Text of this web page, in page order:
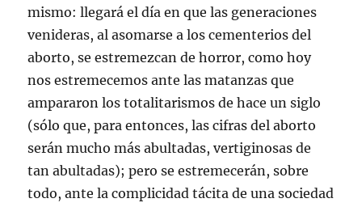
mismo: llegará el día en que las generaciones
venideras, al asomarse a los cementerios del
aborto, se estremezcan de horror, como hoy
nos estremecemos ante las matanzas que
ampararon los totalitarismos de hace un siglo
(sólo que, para entonces, las cifras del aborto
serán mucho más abultadas, vertiginosas de
tan abultadas); pero se estremecerán, sobre
todo, ante la complicidad tácita de una sociedad